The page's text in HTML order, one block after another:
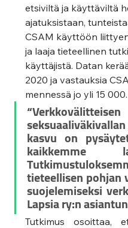
etsiviltä ja käyttäviltä
ajatuksistaan,
CSAM käyttöön
ja laaja tieteellinen
käyttäjistä. Datan
2020 ja vastauksia
mennessä jo yli 15 000.
kasvu on
kaikkemme
tieteellisen pohjan
suojelemiseksi
Lapsia ry:n
Tutkimus osoittaa,